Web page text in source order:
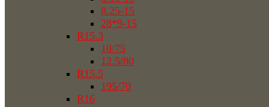
8.25-15
28*9-15
R15.3
10/75
12.5/80
R15.5
195/70
R16